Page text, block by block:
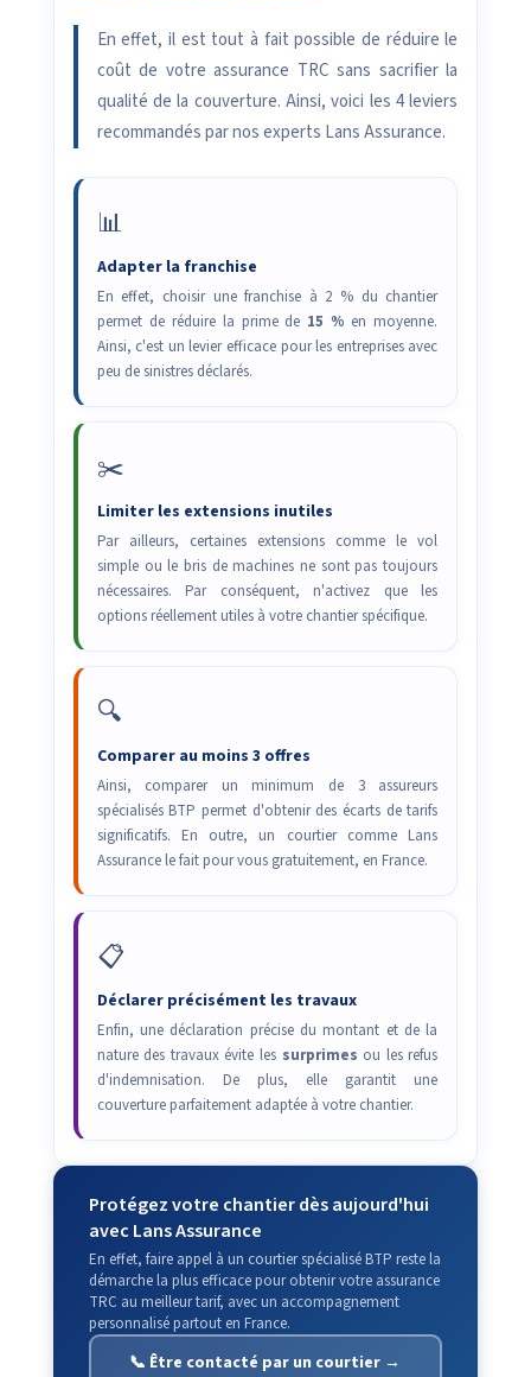
En effet, il est tout à fait possible de réduire le
coût de votre assurance TRC sans sacrifier la
qualité de la couverture. Ainsi, voici les 4 leviers
recommandés par nos experts Lans Assurance.
📊
Adapter la franchise
En effet, choisir une franchise à 2 % du chantier
permet de réduire la prime de 15 % en moyenne.
Ainsi, c'est un levier efficace pour les entreprises avec
peu de sinistres déclarés.
✂️
Limiter les extensions inutiles
Par ailleurs, certaines extensions comme le vol
simple ou le bris de machines ne sont pas toujours
nécessaires. Par conséquent, n'activez que les
options réellement utiles à votre chantier spécifique.
🔍
Comparer au moins 3 offres
Ainsi, comparer un minimum de 3 assureurs
spécialisés BTP permet d'obtenir des écarts de tarifs
significatifs. En outre, un courtier comme Lans
Assurance le fait pour vous gratuitement, en France.
📋
Déclarer précisément les travaux
Enfin, une déclaration précise du montant et de la
nature des travaux évite les surprimes ou les refus
d'indemnisation. De plus, elle garantit une
couverture parfaitement adaptée à votre chantier.
Protégez votre chantier dès aujourd'hui
avec Lans Assurance
En effet, faire appel à un courtier spécialisé BTP reste la
démarche la plus efficace pour obtenir votre assurance
TRC au meilleur tarif, avec un accompagnement
personnalisé partout en France.
📞 Être contacté par un courtier →